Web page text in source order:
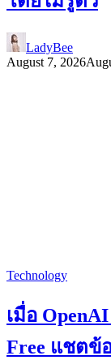
LadyBee
August 7, 2026
Technology
เมื่อ
Free แชตข้